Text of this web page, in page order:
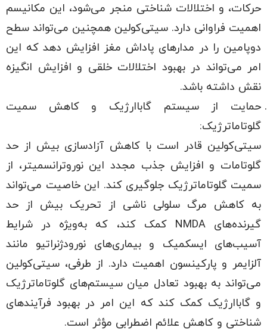
حرکات، و اختلالات شناختی منجر می‌شود، این مکانیسم
اهمیت فراوانی دارد. سیتی‌کولین همچنین می‌تواند سطح
دوپامین را در مدارهای پاداش مغز افزایش دهد که این
امر می‌تواند در بهبود اختلالات خلقی و افزایش انگیزه
نقش داشته باشد.
حمایت از سیستم گاباارژیک و کاهش سمیت
گلوتاماترژیک:
سیتی‌کولین قادر است با کاهش آزادسازی بیش از حد
گلوتامات و افزایش جذب مجدد این نوروترانسمیتر، از
سمیت گلوتاماترژیک جلوگیری کند. این خاصیت می‌تواند
به کاهش مرگ سلولی ناشی از تحریک بیش از حد
گیرنده‌های NMDA کمک کند، که به‌ویژه در شرایط
آسیب‌های ایسکمیک و بیماری‌های نورودژنراتیو مانند
آلزایمر و پارکینسون اهمیت دارد. از طرفی، سیتی‌کولین
می‌تواند به بهبود تعادل میان سیستم‌های گلوتاماترژیک
و گاباارژیک کمک کند که این امر در بهبود فرآیندهای
شناختی و کاهش علائم اضطرابی مؤثر است.